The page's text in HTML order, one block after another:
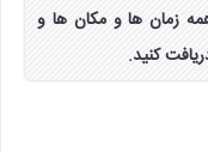
زمان ها و مکان ها و
کنید.